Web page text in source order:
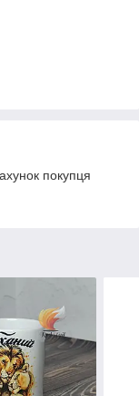
покупця